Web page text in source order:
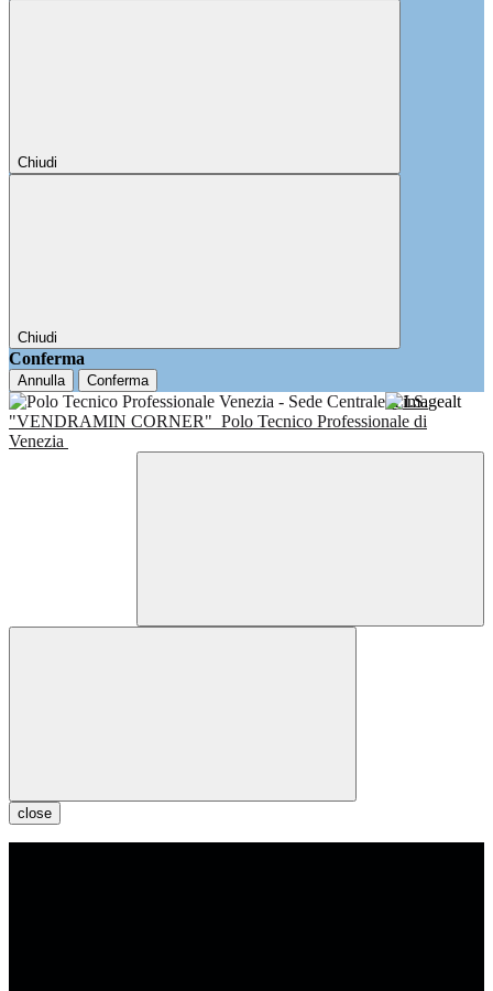
Chiudi
Chiudi
Conferma
Annulla Conferma
I.I.S.
"VENDRAMIN CORNER" Polo Tecnico Professionale di
Venezia
close